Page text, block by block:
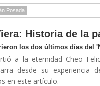
Posada
Historia de la
los dos últimos días del
a la eternidad Cheo
desde su experiencia
en este artículo.